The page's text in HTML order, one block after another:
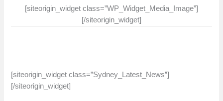
[siteorigin_widget class=”WP_Widget_Media_Image”]
[/siteorigin_widget]
[siteorigin_widget class=”Sydney_Latest_News”]
[/siteorigin_widget]